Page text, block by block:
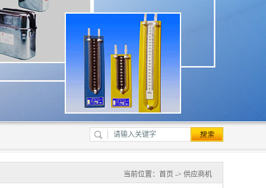
当前位置： 首页 -> 供应商机